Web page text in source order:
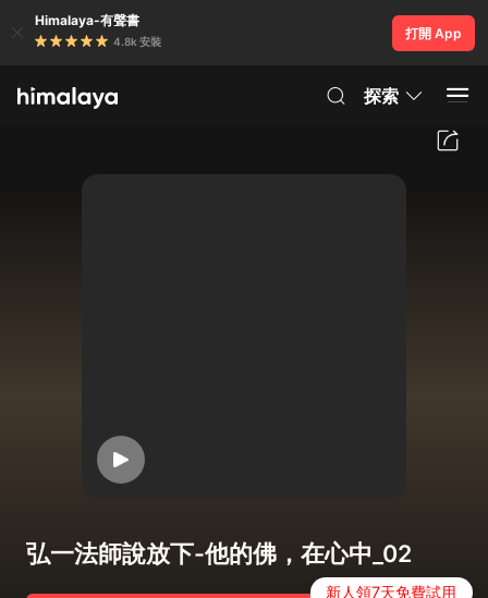
Himalaya-有聲書
4.8k 安裝
打開 App
探索
弘一法師說放下-他的佛，在心中_02
新人領7天免費試用